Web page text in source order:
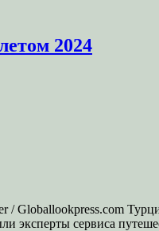
2024
эксперты сервиса